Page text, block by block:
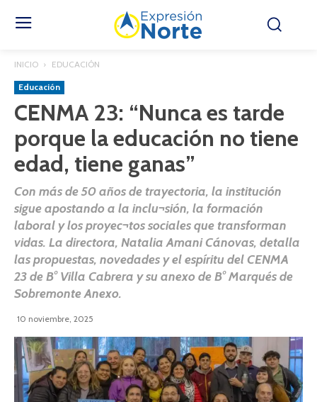
INICIO EDUCACIÓN
Educación
CENMA 23: “Nunca es tarde
porque la educación no tiene
edad, tiene ganas”
Con más de 50 años de trayectoria, la institución
sigue apostando a la inclu¬sión, la formación
laboral y los proyec¬tos sociales que transforman
vidas. La directora, Natalia Amani Cánovas, detalla
las propuestas, novedades y el espíritu del CENMA
23 de B° Villa Cabrera y su anexo de B° Marqués de
Sobremonte Anexo.
10 noviembre, 2025